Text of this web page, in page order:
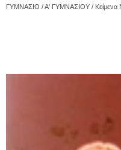
ΓΥΜΝΑΣΙΟ / Α' ΓΥΜΝΑΣΙΟΥ / Κείμενα